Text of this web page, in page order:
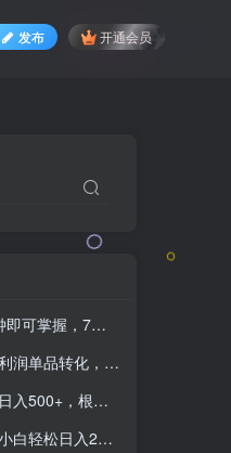
发布 开通会员
YouTube赚钱新方法！5分钟即可掌握，7天收入近7百美金，收益无上限！
抖音今日话题玩法，私域高利润单品转化，一部手机轻松实现日入500+
表情包最强玩法，无脑复制日入500+，根本不缺流量，5种变现渠道【揭秘】
得物球鞋搬砖项目全拆解，小白轻松日入200＋，开启潮流财富密码